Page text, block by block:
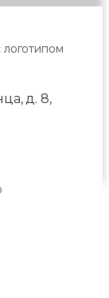
д. 8,